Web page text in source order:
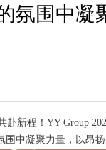
氛围中凝
赴新程！YY Group
围中凝聚力量，以昂